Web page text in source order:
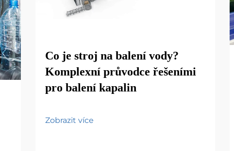
Co je stroj na balení vody?
Komplexní průvodce řešeními
pro balení kapalin
Zobrazit více